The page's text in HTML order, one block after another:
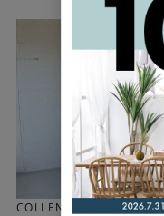
COLLEND アイアン ハン